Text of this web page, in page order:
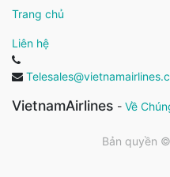
Trang chủ
Liên hệ
VietnamAirlines - Về
Bản quyền ©